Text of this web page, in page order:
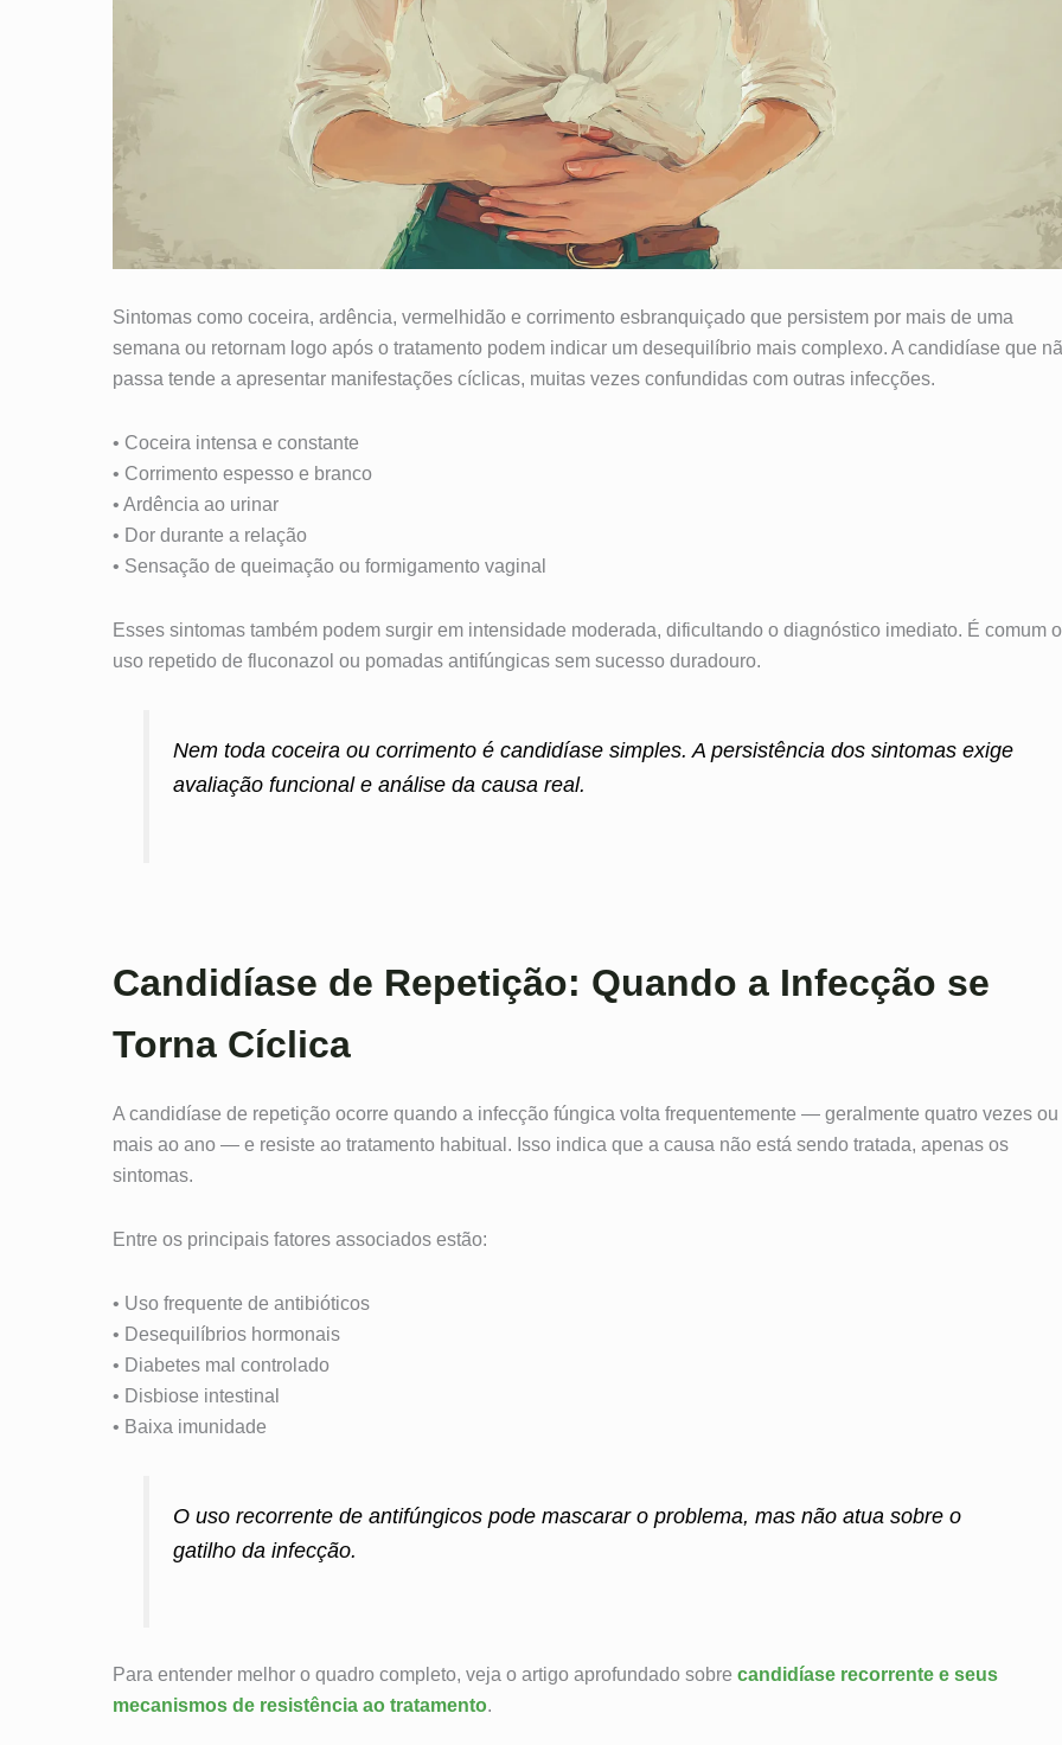
Sintomas como coceira, ardência, vermelhidão e corrimento esbranquiçado que persistem por mais de uma
semana ou retornam logo após o tratamento podem indicar um desequilíbrio mais complexo. A candidíase que
passa tende a apresentar manifestações cíclicas, muitas vezes confundidas com outras infecções.
• Coceira intensa e constante
• Corrimento espesso e branco
• Ardência ao urinar
• Dor durante a relação
• Sensação de queimação ou formigamento vaginal
Esses sintomas também podem surgir em intensidade moderada, dificultando o diagnóstico imediato. É comum o
uso repetido de fluconazol ou pomadas antifúngicas sem sucesso duradouro.
Nem toda coceira ou corrimento é candidíase simples. A persistência dos sintomas exige
avaliação funcional e análise da causa real.
Candidíase de Repetição: Quando a Infecção se
Torna Cíclica
A candidíase de repetição ocorre quando a infecção fúngica volta frequentemente — geralmente quatro vezes ou
mais ao ano — e resiste ao tratamento habitual. Isso indica que a causa não está sendo tratada, apenas os
sintomas.
Entre os principais fatores associados estão:
• Uso frequente de antibióticos
• Desequilíbrios hormonais
• Diabetes mal controlado
• Disbiose intestinal
• Baixa imunidade
O uso recorrente de antifúngicos pode mascarar o problema, mas não atua sobre o
gatilho da infecção.
Para entender melhor o quadro completo, veja o artigo aprofundado sobre candidíase recorrente e seus
mecanismos de resistência ao tratamento.